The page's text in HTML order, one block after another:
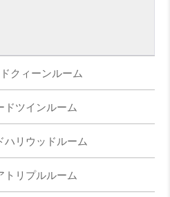
クィーンルーム
ドツインルーム
ハリウッドルーム
トリプルルーム